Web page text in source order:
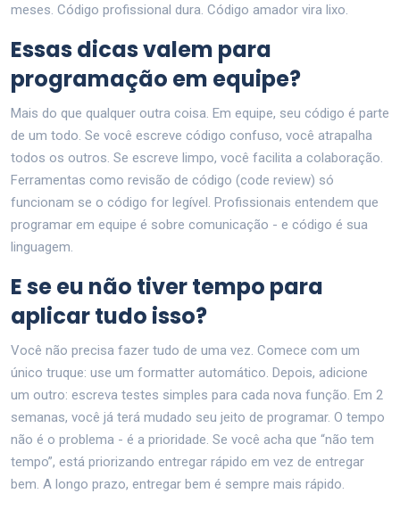
meses. Código profissional dura. Código amador vira lixo.
Essas dicas valem para
programação em equipe?
Mais do que qualquer outra coisa. Em equipe, seu código é parte
de um todo. Se você escreve código confuso, você atrapalha
todos os outros. Se escreve limpo, você facilita a colaboração.
Ferramentas como revisão de código (code review) só
funcionam se o código for legível. Profissionais entendem que
programar em equipe é sobre comunicação - e código é sua
linguagem.
E se eu não tiver tempo para
aplicar tudo isso?
Você não precisa fazer tudo de uma vez. Comece com um
único truque: use um formatter automático. Depois, adicione
um outro: escreva testes simples para cada nova função. Em 2
semanas, você já terá mudado seu jeito de programar. O tempo
não é o problema - é a prioridade. Se você acha que “não tem
tempo”, está priorizando entregar rápido em vez de entregar
bem. A longo prazo, entregar bem é sempre mais rápido.